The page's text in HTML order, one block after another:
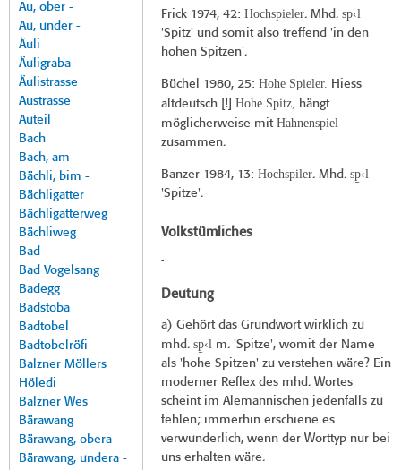
Au, ober -
Au, under -
Äuli
Äuligraba
Äulistrasse
Austrasse
Auteil
Bach
Bach, am -
Bächli, bim -
Bächligatter
Bächligatterweg
Bächliweg
Bad
Bad Vogelsang
Badegg
Badstoba
Badtobel
Badtobelröfi
Balzner Möllers
Höledi
Balzner Wes
Bärawang
Bärawang, obera -
Bärawang, undera -
Frick 1974, 42: Hochspieler. Mhd. sp‹l
'Spitz' und somit also treffend 'in den
hohen Spitzen'.
Büchel 1980, 25: Hohe Spieler. Hiess
altdeutsch [!] Hohe Spitz, hängt
möglicherweise mit Hahnenspiel
zusammen.
Banzer 1984, 13: Hochspiler. Mhd. sp̠‹l
'Spitze'.
Volkstümliches
-
Deutung
a) Gehört das Grundwort wirklich zu
mhd. sp̠‹lm. 'Spitze', womit der Name
als 'hohe Spitzen' zu verstehen wäre? Ein
moderner Reflex des mhd. Wortes
scheint im Alemannischen jedenfalls zu
fehlen; immerhin erschiene es
verwunderlich, wenn der Worttyp nur bei
uns erhalten wäre.